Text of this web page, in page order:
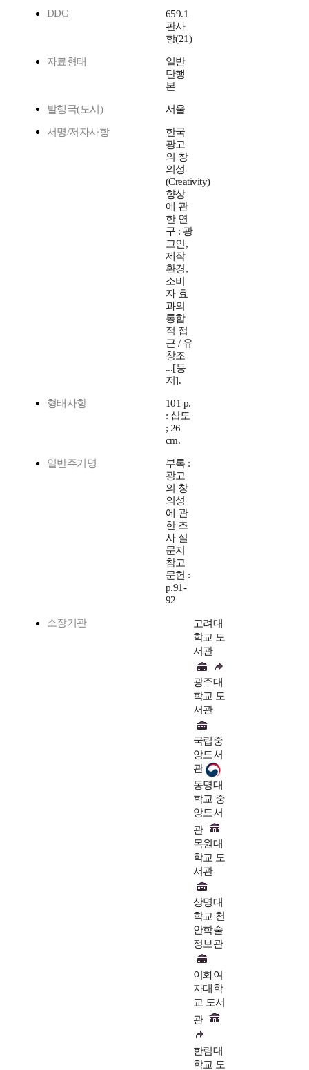
DDC
659.1
판사
항(21)
자료형태
일반
단행
본
발행국(도시) 서울
서명/저자사항
한국
광고
의 창
의성
(Creativity)
향상
에 관
한 연
구 : 광
고인,
제작
환경,
소비
자 효
과의
통합
적 접
근 / 유
창조
...[등
저].
형태사항
101 p.
: 삽도
; 26
cm.
일반주기명
부록 :
광고
의 창
의성
에 관
한 조
사 설
문지
참고
문헌 :
p.91-
92
소장기관
고려대
학교 도
서관
광주대
학교 도
서관
국립중
앙도서
관
동명대
학교 중
앙도서
관
목원대
학교 도
서관
상명대
학교 천
안학술
정보관
이화여
자대학
교 도서
관
한림대
학교 도